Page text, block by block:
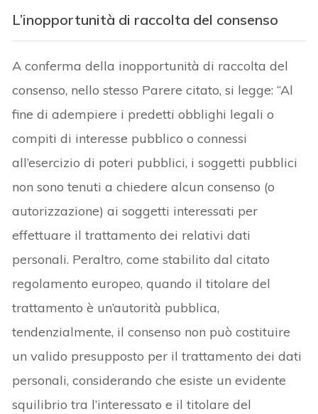
L’inopportunità di raccolta del consenso
A conferma della inopportunità di raccolta del
consenso, nello stesso Parere citato, si legge: “Al
fine di adempiere i predetti obblighi legali o
compiti di interesse pubblico o connessi
all’esercizio di poteri pubblici, i soggetti pubblici
non sono tenuti a chiedere alcun consenso (o
autorizzazione) ai soggetti interessati per
effettuare il trattamento dei relativi dati
personali. Peraltro, come stabilito dal citato
regolamento europeo, quando il titolare del
trattamento è un’autorità pubblica,
tendenzialmente, il consenso non può costituire
un valido presupposto per il trattamento dei dati
personali, considerando che esiste un evidente
squilibrio tra l’interessato e il titolare del